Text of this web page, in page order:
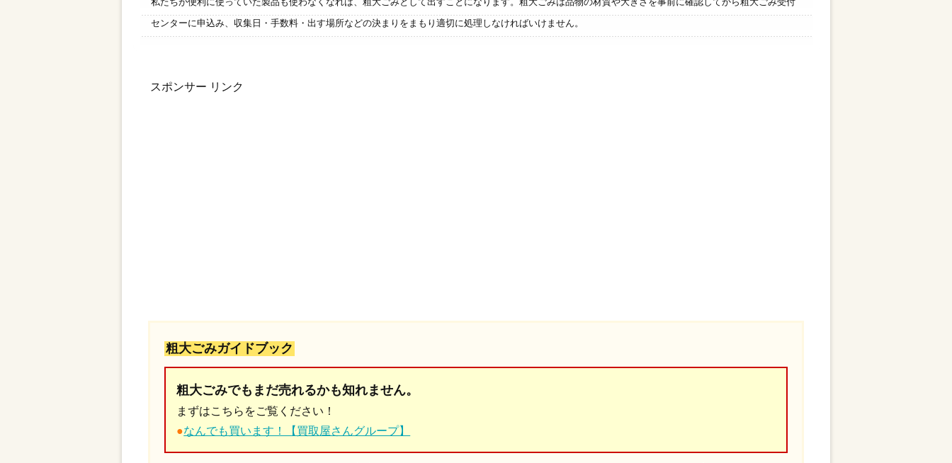
センターに申込み、収集日・手数料・出す場所などの決まりをまもり適切に処理しなければいけません。
スポンサー リンク
粗大ごみガイドブック
粗大ごみでもまだ売れるかも知れません。
まずはこちらをご覧ください！
●なんでも買います！【買取屋さんグループ】